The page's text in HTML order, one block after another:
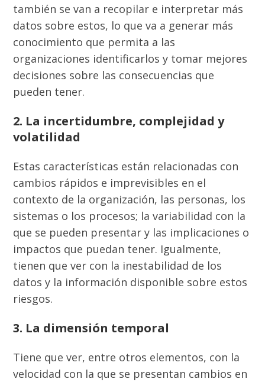
también se van a recopilar e interpretar más
datos sobre estos, lo que va a generar más
conocimiento que permita a las
organizaciones identificarlos y tomar mejores
decisiones sobre las consecuencias que
pueden tener.
2. La incertidumbre, complejidad y
volatilidad
Estas características están relacionadas con
cambios rápidos e imprevisibles en el
contexto de la organización, las personas, los
sistemas o los procesos; la variabilidad con la
que se pueden presentar y las implicaciones o
impactos que puedan tener. Igualmente,
tienen que ver con la inestabilidad de los
datos y la información disponible sobre estos
riesgos.
3. La dimensión temporal
Tiene que ver, entre otros elementos, con la
velocidad con la que se presentan cambios en